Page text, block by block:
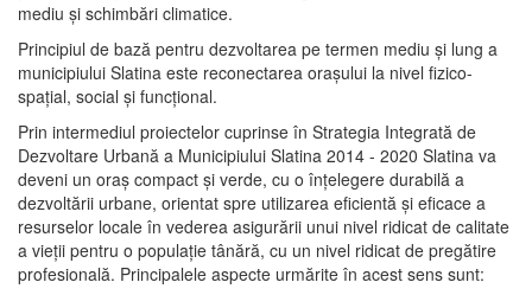
mediu şi schimbări climatice.
Principiul de bază pentru dezvoltarea pe termen mediu şi lung a
municipiului Slatina este reconectarea oraşului la nivel fizico-
spaţial, social şi funcţional.
Prin intermediul proiectelor cuprinse în Strategia Integrată de
Dezvoltare Urbană a Municipiului Slatina 2014 - 2020 Slatina va
deveni un oraş compact şi verde, cu o înţelegere durabilă a
dezvoltării urbane, orientat spre utilizarea eficientă şi eficace a
resurselor locale în vederea asigurării unui nivel ridicat de calitate
a vieţii pentru o populaţie tânără, cu un nivel ridicat de pregătire
profesională. Principalele aspecte urmărite în acest sens sunt: